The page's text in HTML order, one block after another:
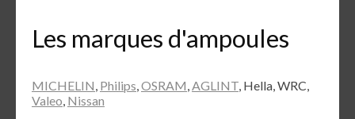
Les marques d'ampoules
MICHELIN, Philips,OSRAM,AGLINT, Hella, WRC,
Valeo, Nissan